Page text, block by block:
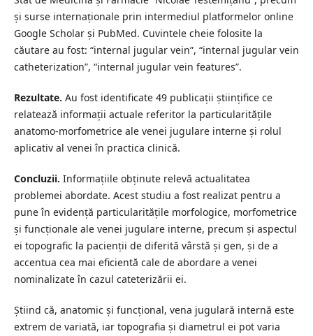
și surse internaționale prin intermediul platformelor online
Google Scholar și PubMed. Cuvintele cheie folosite la
căutare au fost: “internal jugular vein”, “internal jugular vein
catheterization”, “internal jugular vein features”.
Rezultate. Au fost identificate 49 publicații științifice ce
relatează informații actuale referitor la particularitățile
anatomo-morfometrice ale venei jugulare interne și rolul
aplicativ al venei în practica clinică.
Concluzii. Informațiile obținute relevă actualitatea
problemei abordate. Acest studiu a fost realizat pentru a
pune în evidență particularitățile morfologice, morfometrice
și funcționale ale venei jugulare interne, precum și aspectul
ei topografic la pacienții de diferită vârstă și gen, și de a
accentua cea mai eficientă cale de abordare a venei
nominalizate în cazul cateterizării ei.
Știind că, anatomic și funcțional, vena jugulară internă este
extrem de variată, iar topografia și diametrul ei pot varia